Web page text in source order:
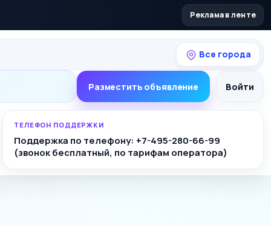
Реклама в ленте
Все города
Разместить объявление Войти
ТЕЛЕФОН ПОДДЕРЖКИ
Поддержка по телефону: +7-495-280-66-99
(звонок бесплатный, по тарифам оператора)